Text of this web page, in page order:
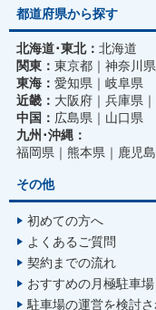
都道府県から探す
北海道･東北： 北海道
関東： 東京都 神奈川県
東海： 愛知県
岐阜県
近畿： 大阪府 兵庫県
中国： 広島県
山口県
九州･沖縄：
福岡県
熊本県 鹿児
その他
初めての方へ
よくあるご質問
契約までの流れ
おすすめの月極駐車場
駐車場の運営を検討